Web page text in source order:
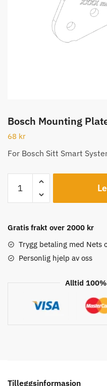
Bosch Mounting
68 kr
For Bosch Sitt Smart
Mounting
Plate
Left
antall
Gratis frakt over 2000 kr
Trygg betaling med Nets
Personlig hjelp av oss
Alltid
Tilleggsinformasjon